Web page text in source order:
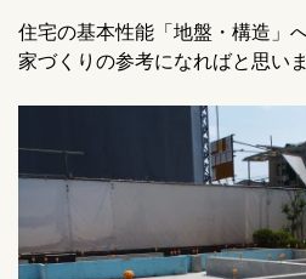
住宅の基本性能「地盤・構造」
家づくりの参考になればと思いま